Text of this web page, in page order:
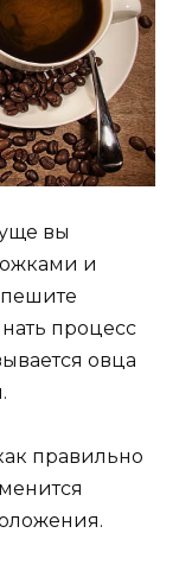
вы
и
процесс
овца
правильно